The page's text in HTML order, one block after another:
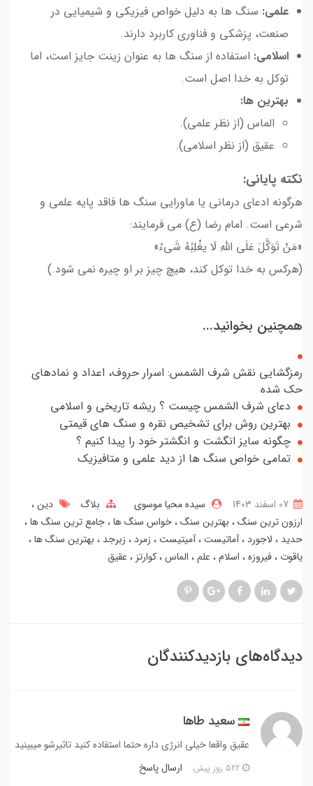
علمی: سنگ ها به دلیل خواص فیزیکی و شیمیایی در
صنعت، پزشکی و فناوری کاربرد دارند.
اسلامی: استفاده از سنگ ها به عنوان زینت جایز است، اما
توکل به خدا اصل است.
بهترین ها:
الماس (از نظر علمی).
عقیق (از نظر اسلامی).
نکته پایانی:
هرگونه ادعای درمانی یا ماورایی سنگ ها فاقد پایه علمی و
شرعی است. امام رضا (ع) می فرمایند:
«مَنْ تَوَکَّلَ عَلَى اللَّهِ لَا یغْلِبُهُ شَیءٌ»
(هرکس به خدا توکل کند، هیچ چیز بر او چیره نمی شود.)
همچنین بخوانید...
رمزگشایی نقش شرف الشمس: اسرار حروف، اعداد و نمادهای
حک شده
دعای شرف الشمس چیست ؟ ریشه تاریخی و اسلامی
بهترین روش برای تشخیص نقره و سنگ های قیمتی
چگونه سایز انگشت و انگشتر خود را پیدا کنیم ؟
تمامی خواص سنگ ها از دید علمی و متافیزیک
سیده محیا موسوی بلاگ
دین
ارزون ترین سنگ بهترین سنگ خواس سنگ ها جامع ترین سنگ ها
حدید
لاجورد آماتیست آمیتیست زمرد زبرجد
بهترین سنگ ها
یاقوت فیروزه اسلام علم الماس کوارتز عقیق
دیدگاه‌های بازدیدکنندگان
سعید طاها
عقیق واقعا خیلی انرژی داره حتما استفاده کنید تاثیرشو میبینید
ارسال پاسخ